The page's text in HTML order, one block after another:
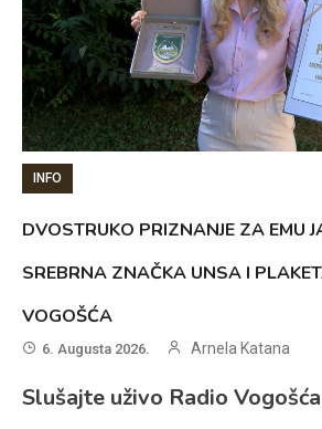
INFO
DVOSTRUKO PRIZNANJE ZA EMU
SREBRNA ZNAČKA UNSA I
VOGOŠĆA
6. Augusta 2026. Arnela Katana
Slušajte uživo Radio